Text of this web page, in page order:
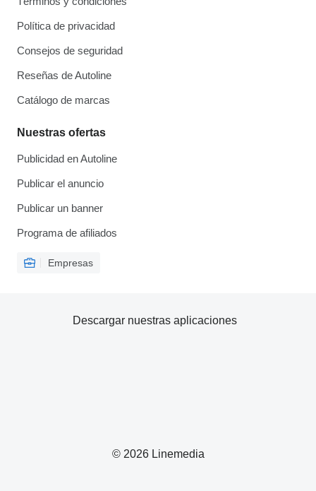
Política de privacidad
Consejos de seguridad
Reseñas de Autoline
Catálogo de marcas
Nuestras ofertas
Publicidad en Autoline
Publicar el anuncio
Publicar un banner
Programa de afiliados
Empresas
© 2026 Linemedia
Descargar nuestras aplicaciones